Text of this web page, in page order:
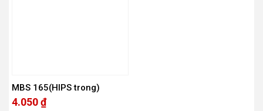
MBS 165(HIPS trong)
4.050₫